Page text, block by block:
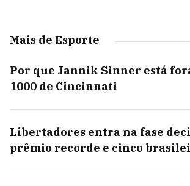
Mais de Esporte
Por que Jannik Sinner está
1000 de Cincinnati
Libertadores entra na fase
prêmio recorde e cinco